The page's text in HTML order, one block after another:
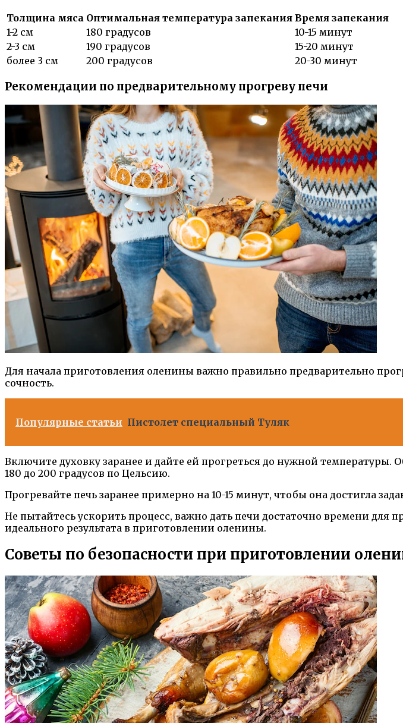
Толщина мяса Оптимальная температура запекания Время запекания
1-2 см
180 градусов
10-15 минут
2-3 см
190 градусов
15-20 минут
более 3 см
200 градусов 20-30 минут
Рекомендации по предварительному прогреву печи
Для начала приготовления оленины важно правильно предварительно
сочность.
Популярные статьи Пистолет специальный Туляк
Включите духовку заранее и дайте ей прогреться до нужной
180 до 200 градусов по Цельсию.
Прогревайте печь заранее примерно на 10-15 минут, чтобы она достигла
Не пытайтесь ускорить процесс, важно дать печи достаточно времени
идеального результата в приготовлении оленины.
Советы по безопасности при приготовлении